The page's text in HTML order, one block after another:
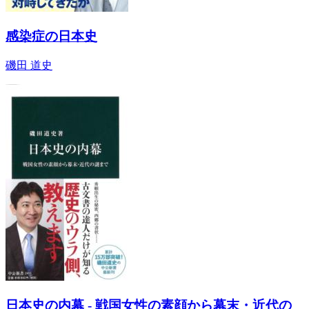
感染症の日本史
磯田 道史
日本史の内幕 - 戦国女性の素顔から幕末・近代の